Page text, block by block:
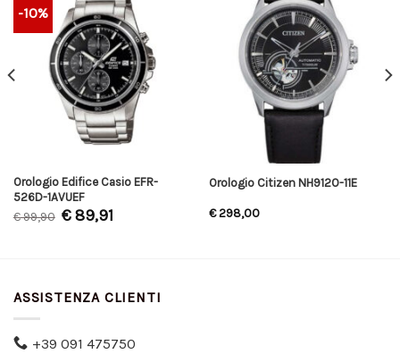
-10%
Orologio Edifice Casio EFR-
526D-1AVUEF
€99,90 €89,91
Orologio Citizen NH9120-11E
€298,00
ASSISTENZA CLIENTI
+39 091 475750